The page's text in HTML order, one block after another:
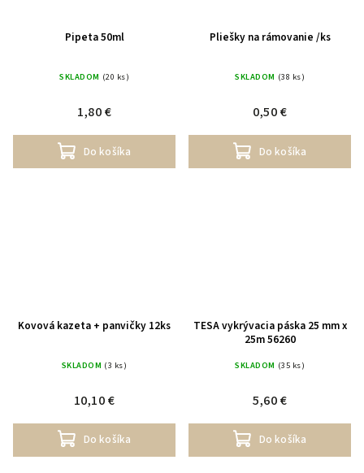
Pipeta 50ml
SKLADOM (20 ks)
1,80 €
Do košíka
Pliešky na rámovanie /ks
SKLADOM (38 ks)
0,50 €
Do košíka
Kovová kazeta + panvičky 12ks
SKLADOM (3 ks)
10,10 €
Do košíka
TESA vykrývacia páska 25 mm x
25m 56260
SKLADOM (35 ks)
5,60 €
Do košíka